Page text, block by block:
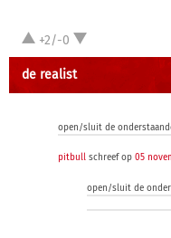
+2/-0
de realist
open/sluit de
pitbull schreef op 05
open/sluit de